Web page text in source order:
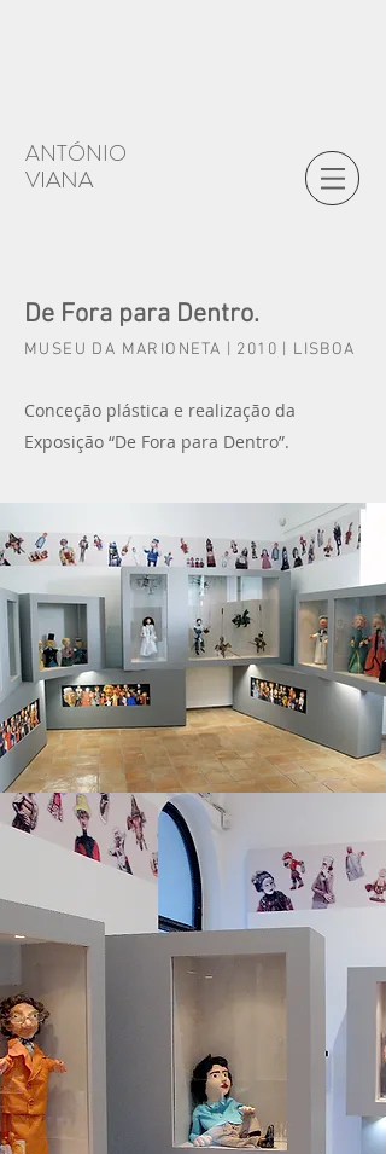
ANTÓNIO
VIANA
De Fora para Dentro.
MUSEU DA MARIONETA | 2010 | LISBOA
Conceção plástica e realização da
Exposição “De Fora para Dentro”.